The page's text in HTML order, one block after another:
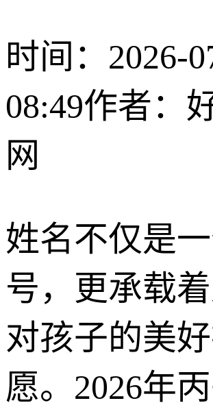
时间：2026-
08:49作者：
网
姓名不仅是
号，更承载
对孩子的美
愿。2026年